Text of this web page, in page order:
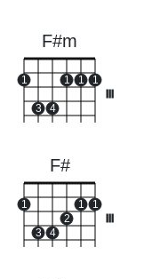
F#m
1
3 4
1 1 1
F#
1
3 4
2
1 1